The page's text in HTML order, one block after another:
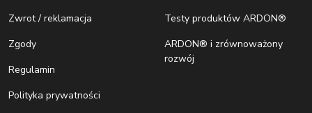
Zwrot / reklamacja
Zgody
Regulamin
Polityka prywatności
Testy produktów ARDON®
ARDON® i zrównoważony
rozwój